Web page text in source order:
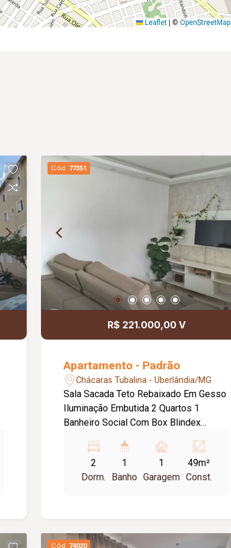
Leaflet © OpenStreetMap
Cód. 77351
R$ 221.000,00 V
Apartamento - Padrão
Chácaras Tubalina - Uberlândia/MG
Sala Sacada Teto Rebaixado Em Gesso
Iluminação Embutida 2 Quartos 1
Banheiro Social Com Box Blindex
Serviço Com Planejados 1 Vaga
Garagem
2
Dorm.
1
Banho
1
Garagem
49m²
Const.
Cód. 74020